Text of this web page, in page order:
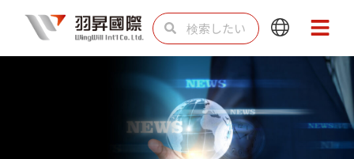
を
検
索 索
Main
Menu
Main
Menu